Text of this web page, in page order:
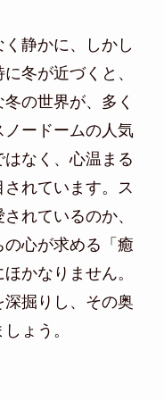
静かに、しかし
冬が近づくと、
の世界が、多く
ードームの人気
なく、心温まる
れています。ス
れているのか、
心が求める「癒
かなりません。
掘りし、その奥
ょう。